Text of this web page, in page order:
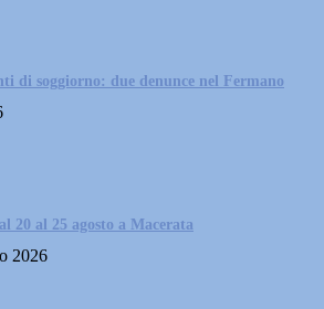
di soggiorno: due denunce nel Fermano
20 al 25 agosto a Macerata
2026